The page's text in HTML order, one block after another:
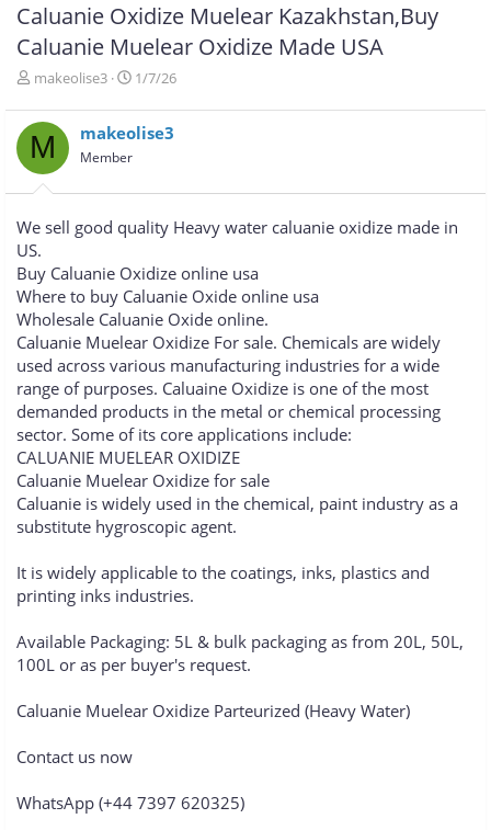
Caluanie Oxidize Muelear Kazakhstan,Buy
Caluanie Muelear Oxidize Made USA
T
r
e
a
d
s
a
r
t
e
r
makeolise3
N
à
y
i
1/7/26
M makeolise3
Member
We sell good quality Heavy water caluanie oxidize made in
US.
Buy Caluanie Oxidize online usa
Where to buy Caluanie Oxide online usa
Wholesale Caluanie Oxide online.
Caluanie Muelear Oxidize For sale. Chemicals are widely
used across various manufacturing industries for a wide
range of purposes. Caluaine Oxidize is one of the most
demanded products in the metal or chemical processing
sector. Some of its core applications include:
CALUANIE MUELEAR OXIDIZE
Caluanie Muelear Oxidize for sale
Caluanie is widely used in the chemical, paint industry as a
substitute hygroscopic agent.
It is widely applicable to the coatings, inks, plastics and
printing inks industries.
Available Packaging: 5L & bulk packaging as from 20L, 50L,
100L or as per buyer's request.
Caluanie Muelear Oxidize Parteurized (Heavy Water)
Contact us now
WhatsApp (+44 7397 620325)